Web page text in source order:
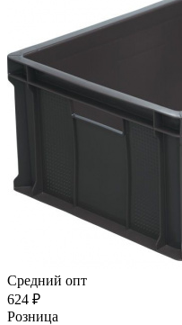
Средний опт
624 ₽
Розница